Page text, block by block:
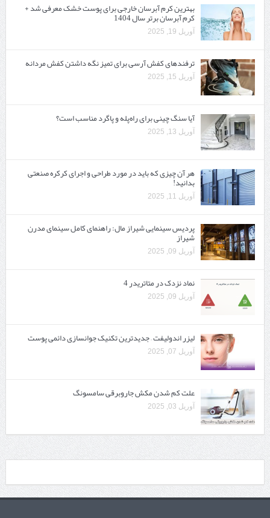
بهترین کرم آبرسان خارجی برای پوست خشک معرفی شد +
کرم آبرسان برتر سال 1404
آوریل 19, 2025
ترفندهای کفش آرسی برای تمیز نگه داشتن کفش مردانه
آوریل 15, 2025
آیا سنگ چینی برای راه‌پله و پاگرد مناسب است؟
آوریل 13, 2025
هر آن چیزی که باید در مورد طراحی و اجرای کرکره صنعتی
بدانید!
آوریل 11, 2025
پردیس سینمایی شیراز مال: راهنمای کامل سینمای مدرن
شیراز
آوریل 09, 2025
نماد نزدک در متاتریدر 4
آوریل 09, 2025
لیزر اندولیفت – جدیدترین تکنیک جوانسازی دائمی پوست
آوریل 07, 2025
علت کم شدن مکش جاروبرقی سامسونگ
آوریل 03, 2025